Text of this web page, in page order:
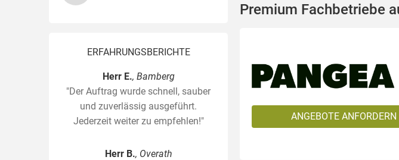
ERFAHRUNGSBERICHTE
Herr E., Bamberg
"Der Auftrag wurde schnell, sauber
und zuverlässig ausgeführt.
Jederzeit weiter zu empfehlen!"
Herr B., Overath
Premium Fachbetriebe
ANGEBOTE ANFORDERN